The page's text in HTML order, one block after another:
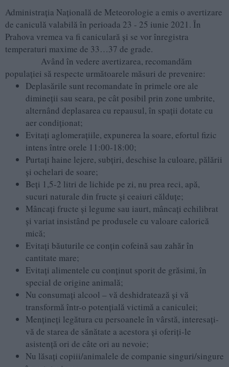
Administraţia Naţională de Meteorologie a emis o avertizare
de caniculă valabilă în perioada 23 - 25 iunie 2021. În
Prahova vremea va fi caniculară şi se vor înregistra
temperaturi maxime de 33…37 de grade.
Având în vedere avertizarea, recomandăm
populației să respecte următoarele măsuri de prevenire:
Deplasările sunt recomandate în primele ore ale
dimineţii sau seara, pe cât posibil prin zone umbrite,
alternând deplasarea cu repausul, în spaţii dotate cu
aer condiţionat;
Evitaţi aglomeraţiile, expunerea la soare, efortul fizic
intens între orele 11:00-18:00;
Purtaţi haine lejere, subţiri, deschise la culoare, pălării
şi ochelari de soare;
Beţi 1,5-2 litri de lichide pe zi, nu prea reci, apă,
sucuri naturale din fructe şi ceaiuri călduţe;
Mâncaţi fructe şi legume sau iaurt, mâncaţi echilibrat
şi variat insistând pe produsele cu valoare calorică
mică;
Evitaţi băuturile ce conţin cofeină sau zahăr în
cantitate mare;
Evitaţi alimentele cu conţinut sporit de grăsimi, în
special de origine animală;
Nu consumaţi alcool – vă deshidratează şi vă
transformă într-o potenţială victimă a caniculei;
Menţineţi legătura cu persoanele în vârstă, interesați-
vă de starea de sănătate a acestora şi oferiți-le
asistenţă ori de câte ori au nevoie;
Nu lăsaţi copiii/animalele de companie singuri/singure